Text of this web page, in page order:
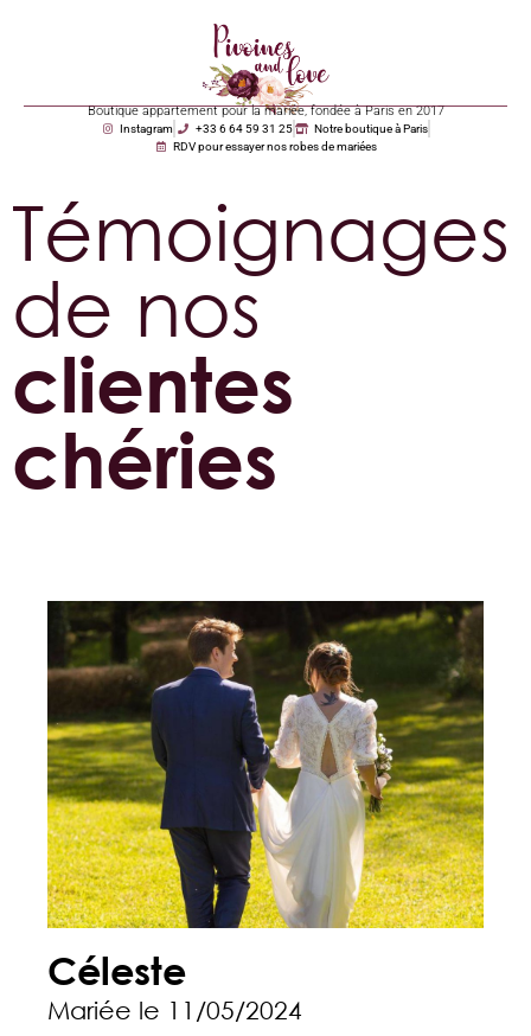
Boutique appartement pour la mariée, fondée à Paris en 2017
Instagram +33 6 64 59 31 25
Notre boutique à Paris
RDV pour essayer nos robes de mariées
Témoignages
de nos
clientes
chéries
Céleste
Mariée le 11/05/2024